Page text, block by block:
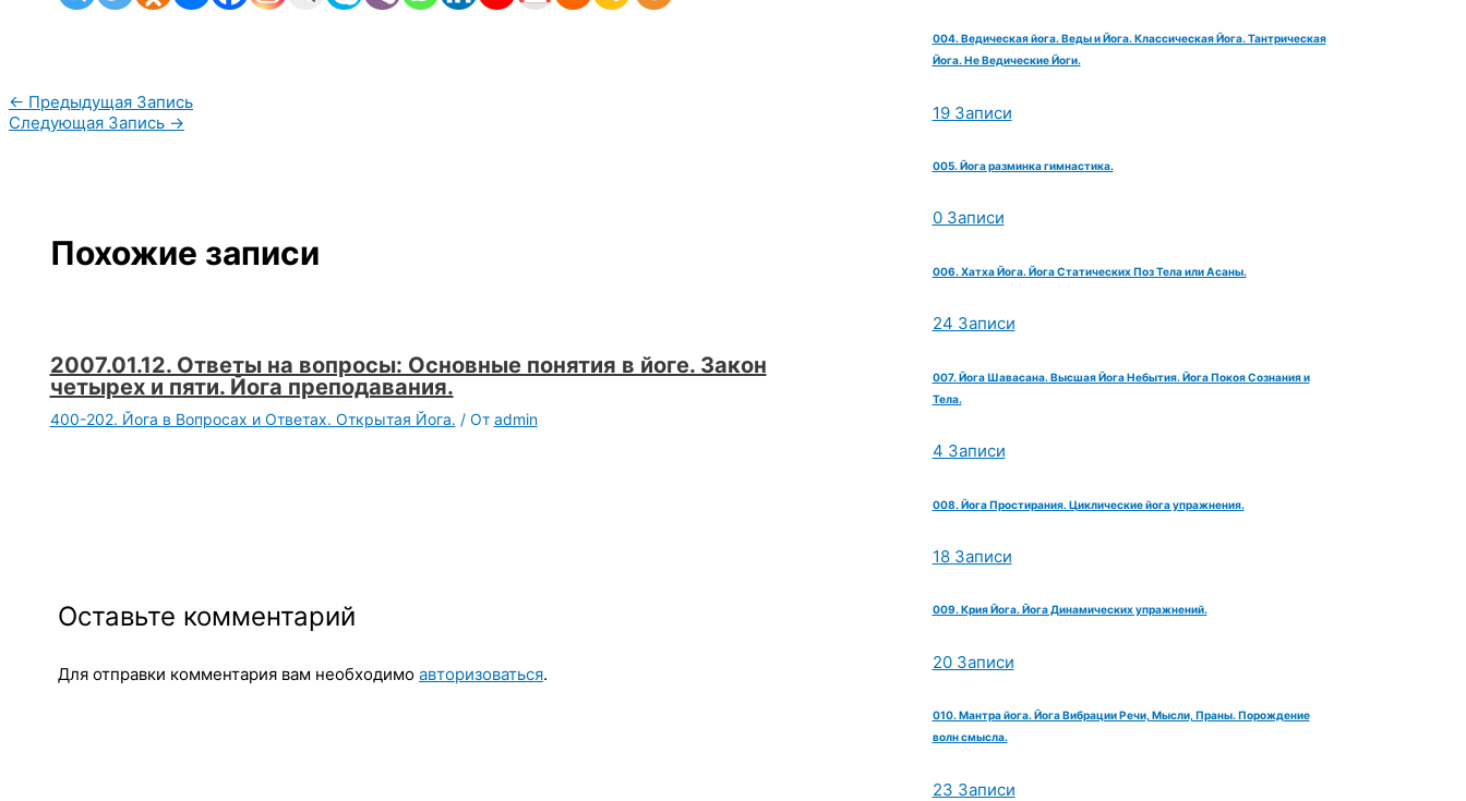
← Предыдущая Запись
Следующая Запись →
Похожие записи
2007.01.12. Ответы на вопросы: Основные понятия в йоге. Закон
четырех и пяти. Йога преподавания.
400-202. Йога в Вопросах и Ответах. Открытая Йога. / От admin
Оставьте комментарий
Для отправки комментария вам необходимо авторизоваться.
004. Ведическая йога. Веды и Йога. Классическая Йога. Тантрическая
Йога. Не Ведические Йоги.
19 Записи
005. Йога разминка гимнастика.
0 Записи
006. Хатха Йога. Йога Статических Поз Тела или Асаны.
24 Записи
007. Йога Шавасана. Высшая Йога Небытия. Йога Покоя Сознания и
Тела.
4 Записи
008. Йога Простирания. Циклические йога упражнения.
18 Записи
009. Крия Йога. Йога Динамических упражнений.
20 Записи
010. Мантра йога. Йога Вибрации Речи, Мысли, Праны. Порождение
волн смысла.
23 Записи